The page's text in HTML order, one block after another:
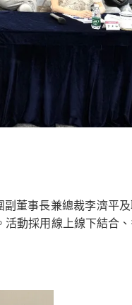
董事長兼總裁李濟平
動採用線上線下結合